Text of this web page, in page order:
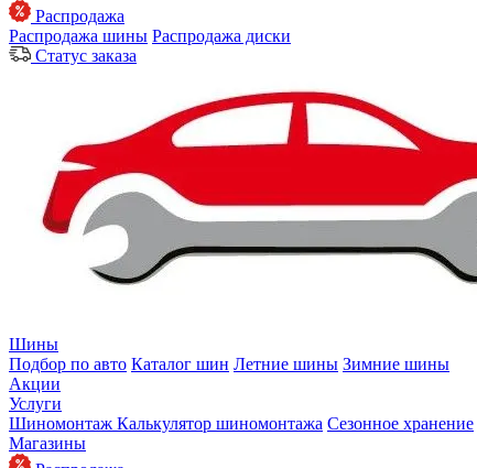
Распродажа
Распродажа шины Распродажа диски
Статус заказа
Шины
Подбор по авто Каталог шин Летние шины Зимние шины
Акции
Услуги
Шиномонтаж Калькулятор шиномонтажа Сезонное хранение
Магазины